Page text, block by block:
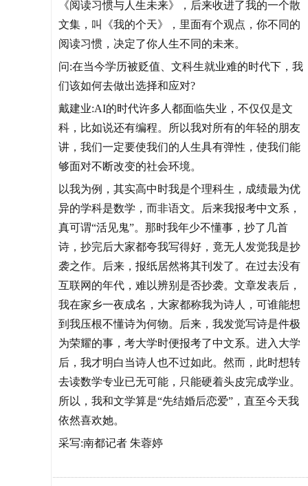
《阅读习惯与人生未来》，后来收进了我的一个散
文集，叫《我的个天》，里面有个观点，你不同的
阅读习惯，决定了你人生不同的未来。
问:在当今学历被贬值、文科生就业难的时代下，我
们该如何去做出选择和应对?
戴建业:AI的时代许多人都面临失业，不仅仅是文
科，比如说还有编程。所以我对所有的年轻的朋友
讲，我们一定要使我们的人生具有弹性，使我们能
够面对不断改变的社会环境。
以我为例，其实高中时我是个理科生，成绩最为优
异的学科是数学，而非语文。后来我报考中文系，
真可谓“活见鬼”。那时我年少不懂事，抄了几首
诗，抄完后大家都夸我写得好，竟无人发觉我是抄
袭之作。后来，报纸居然将其刊发了。在过去没有
互联网的年代，难以辨别是否抄袭。文章发表后，
我在家乡一夜成名，大家都称我为诗人，可谁能想
到我压根不懂诗为何物。后来，我发觉写诗是件极
为荣耀的事，考大学时便报考了中文系。进入大学
后，我才明白当诗人也不过如此。然而，此时想转
去读数学专业已无可能，只能硬着头皮完成学业。
所以，我和文学算是“先结婚后恋爱”，直至今天我
依然喜欢她。
采写:南都记者 朱蓉婷